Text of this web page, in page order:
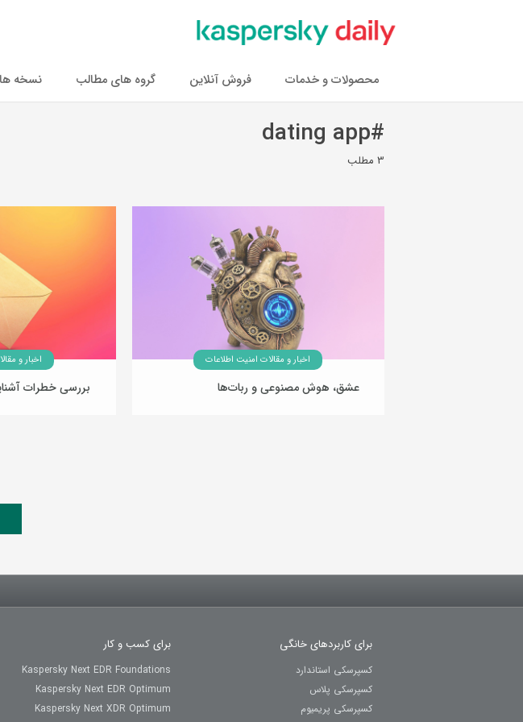
محصولات و خدمات فروش آنلاین گروه های مطالب نسخه
#dating app
3 مطلب
اخبار و مقالات امنیت اطلاعات
عشق، هوش مصنوعی و ربات‌ها
اخبار و
بررسی خطرات
برای کاربردهای خانگی
کسپرسکی استاندارد
کسپرسکی پلاس
کسپرسکی پریمیوم
برای کسب و کار
Kaspersky Next EDR Foundations
Kaspersky Next EDR Optimum
Kaspersky Next XDR Optimum